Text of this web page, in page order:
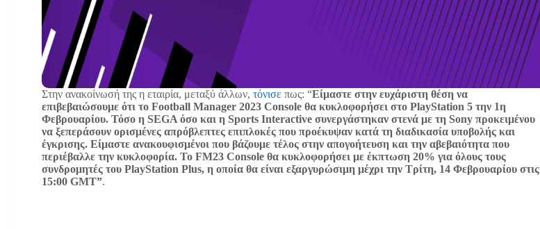
Στην ανακοίνωσή της η εταιρία, μεταξύ άλλων, τόνισε πως: “Είμαστε στην ευχάριστη θέση να
επιβεβαιώσουμε ότι το Football Manager 2023 Console θα κυκλοφορήσει στο PlayStation 5 την 1η
Φεβρουαρίου. Τόσο η SEGA όσο και η Sports Interactive συνεργάστηκαν στενά με τη Sony προκειμένου
να ξεπεράσουν ορισμένες απρόβλεπτες επιπλοκές που προέκυψαν κατά τη διαδικασία υποβολής και
έγκρισης. Είμαστε ανακουφισμένοι που βάζουμε τέλος στην απογοήτευση και την αβεβαιότητα που
περιέβαλλε την κυκλοφορία. Το FM23 Console θα κυκλοφορήσει με έκπτωση 20% για όλους τους
συνδρομητές του PlayStation Plus, η οποία θα είναι εξαργυρώσιμη μέχρι την Τρίτη, 14 Φεβρουαρίου στις
15:00 GMT”.